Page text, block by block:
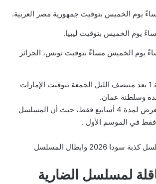
9 مساءً يوم الخميس مساءً بتوقيت تونس، الجزائر
كذلك الساعة 1 بعد منتصف الليل الجمعة بتوقيت الإمارات
وسلطنة عمان.
كما سوف يستمر العرض لمدة 4 أسابيع فقط، حيث أن المسلسل
2026 وابطال المسلسل
لمسلسل الضارية